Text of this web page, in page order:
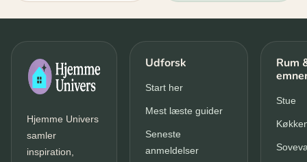
Hjemme Univers
samler
inspiration,
Udforsk
Start her
Mest læste guider
Seneste
anmeldelser
Rum
Stue